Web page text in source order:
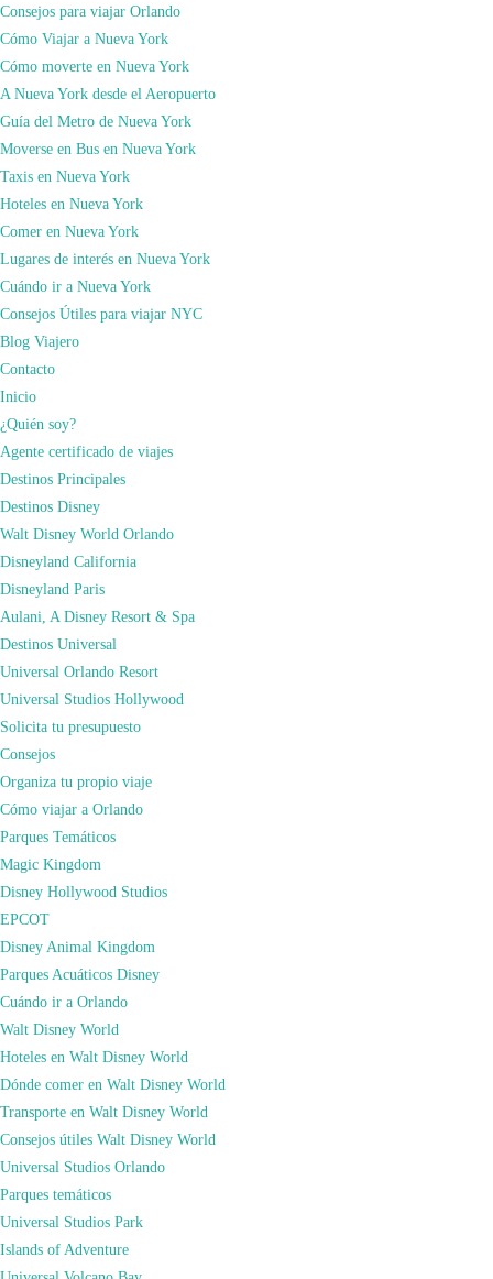
Consejos para viajar Orlando
Cómo Viajar a Nueva York
Cómo moverte en Nueva York
A Nueva York desde el Aeropuerto
Guía del Metro de Nueva York
Moverse en Bus en Nueva York
Taxis en Nueva York
Hoteles en Nueva York
Comer en Nueva York
Lugares de interés en Nueva York
Cuándo ir a Nueva York
Consejos Útiles para viajar NYC
Blog Viajero
Contacto
Inicio
¿Quién soy?
Agente certificado de viajes
Destinos Principales
Destinos Disney
Walt Disney World Orlando
Disneyland California
Disneyland Paris
Aulani, A Disney Resort & Spa
Destinos Universal
Universal Orlando Resort
Universal Studios Hollywood
Solicita tu presupuesto
Consejos
Organiza tu propio viaje
Cómo viajar a Orlando
Parques Temáticos
Magic Kingdom
Disney Hollywood Studios
EPCOT
Disney Animal Kingdom
Parques Acuáticos Disney
Cuándo ir a Orlando
Walt Disney World
Hoteles en Walt Disney World
Dónde comer en Walt Disney World
Transporte en Walt Disney World
Consejos útiles Walt Disney World
Universal Studios Orlando
Parques temáticos
Universal Studios Park
Islands of Adventure
No hay factor unificador
Premier.
Es imposible extraer notas comunes si nos quedamos en lo que ofrecen desde
la ambientación o la historia
Sin embargo, si nos enfocamos en sus
ofrecen los hoteles se equiparan: cada uno de ellos, en su tema, muestra un
nivel de ejecución y detalle de
La estructura en los tres hoteles es de
entre sí con el lobby y área de servicios como bloque central aunque el
Portofino es claramente de dimensiones más extensas.
En cuanto a las áreas comunes de los Hoteles Universal Premier cuentan
conpiletas temáticas, con toboganes de agua, restaurantes de alta cocina,
restaurantes table service informales, lavandería, fitness center, business center
y paseo de compras.
El Portofino cuenta con un
otros hoteles Universal)
Los tres hoteles tienen habitaciones con opciones
suites y unidades de lujo o villas.
En ellobby
especiales, realizar reservas para restaurantes, además de darle solución a
cualquier inconveniente que pudiera surgir durante la estadía.
El acceso a la habitación, como en todos los hoteles de Universal,
estágarantizado para las 4pm
del horario garantizado de las 4pm. Incluso podrían llegar muy temprano para
recibir las room key y aprovechar el beneficio del Early Park
Admission incluso el día del check in. Existe un servicio de
horas y Valet Parking a costo adicional.